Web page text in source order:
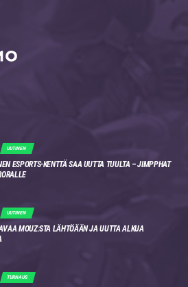
UUTINEN
ESPORTS-KENTTÄ SAA UUTTA TUULTA – JIMPPHAT
UUTINEN
MOUZ:STA LÄHTÖÄÄN JA UUTTA ALKUA
TURNAUS